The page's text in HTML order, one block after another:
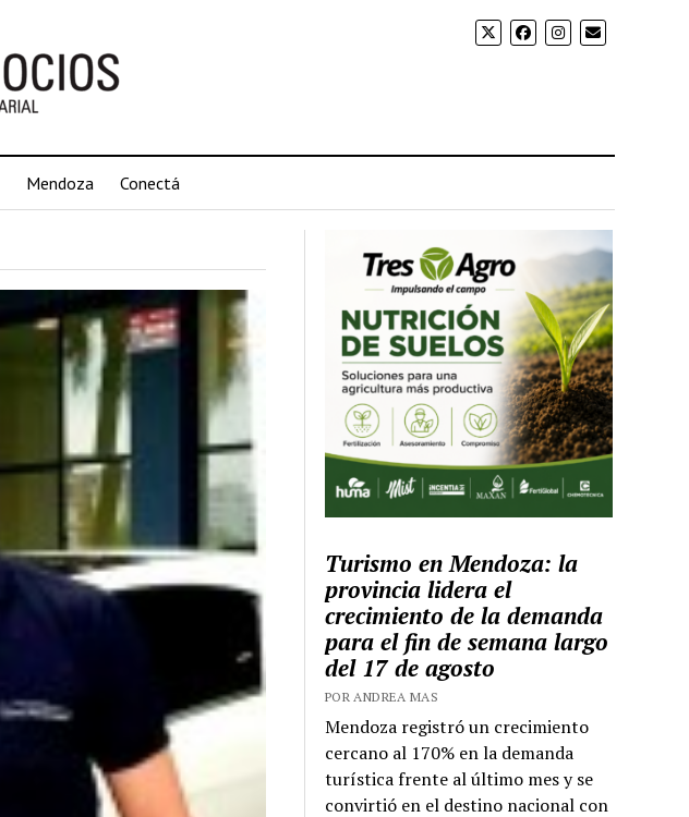
Mendoza Conectá
Turismo en Mendoza: la
provincia lidera el
crecimiento de la demanda
para el fin de semana largo
del 17 de agosto
POR ANDREA MAS
Mendoza registró un crecimiento
cercano al 170% en la demanda
turística frente al último mes y se
convirtió en el destino nacional con